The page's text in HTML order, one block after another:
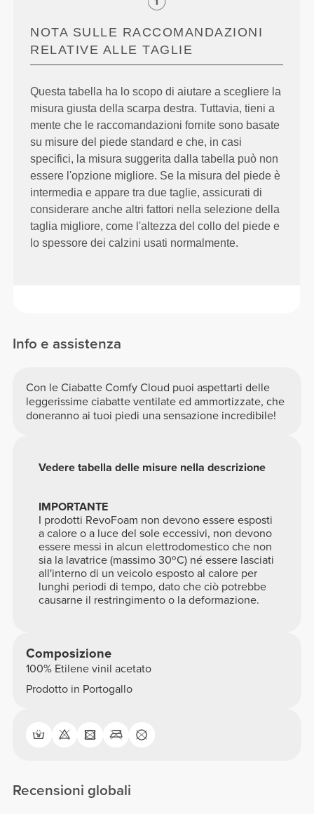
NOTA SULLE RACCOMANDAZIONI
RELATIVE ALLE TAGLIE
Questa tabella ha lo scopo di aiutare a scegliere la
misura giusta della scarpa destra. Tuttavia, tieni a
mente che le raccomandazioni fornite sono basate
su misure del piede standard e che, in casi
specifici, la misura suggerita dalla tabella può non
essere l'opzione migliore. Se la misura del piede è
intermedia e appare tra due taglie, assicurati di
considerare anche altri fattori nella selezione della
taglia migliore, come l'altezza del collo del piede e
lo spessore dei calzini usati normalmente.
Info e assistenza
Con le Ciabatte Comfy Cloud puoi aspettarti delle
leggerissime ciabatte ventilate ed ammortizzate, che
doneranno ai tuoi piedi una sensazione incredibile!
IMPORTANTE
I prodotti RevoFoam non devono essere esposti
a calore o a luce del sole eccessivi, non devono
essere messi in alcun elettrodomestico che non
sia la lavatrice (massimo 30ºC) né essere lasciati
all'interno di un veicolo esposto al calore per
lunghi periodi di tempo, dato che ciò potrebbe
causarne il restringimento o la deformazione.
Vedere tabella delle misure nella descrizione
Composizione
100% Etilene vinil acetato
Prodotto in Portogallo
Recensioni globali